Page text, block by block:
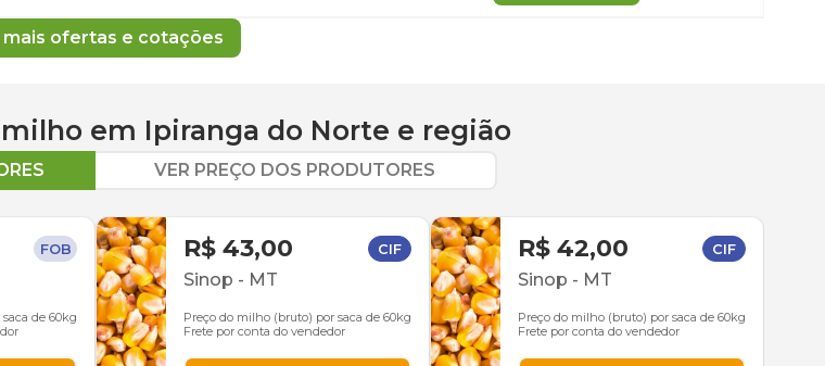
mais ofertas e cotações
milho em Ipiranga do Norte e região
VER PREÇO DOS PRODUTORES
FOB
de 60kg
R$ 43,00 CIF
Sinop - MT
Preço do milho (bruto) por saca de 60kg
Frete por conta do vendedor
R$ 42,00 CIF
Sinop - MT
Preço do milho (bruto) por saca de 60kg
Frete por conta do vendedor